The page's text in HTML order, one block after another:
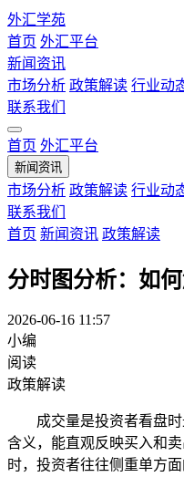
外汇学苑
首页 外汇平台
新闻资讯
市场分析 政策解读 行业动
联系我们
首页 外汇平台
新闻资讯
市场分析 政策解读 行业动
联系我们
首页 新闻资讯 政策解读
分时图分析：如
2026-06-16 11:57
小编
阅读
政策解读
成交量是投资者看盘
含义，能直观反映买入和
时，投资者往往侧重单方